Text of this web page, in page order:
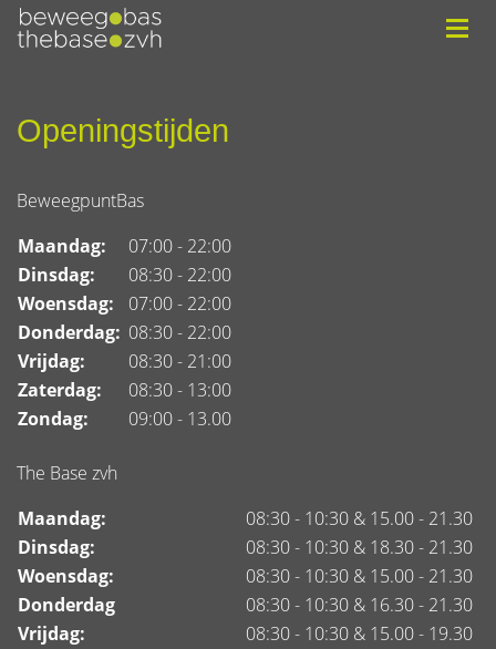
Openingstijden
BeweegpuntBas
Maandag:
07:00 - 22:00
Dinsdag:
08:30 - 22:00
Woensdag:
07:00 - 22:00
Donderdag: 08:30 - 22:00
Vrijdag:
08:30 - 21:00
Zaterdag:
08:30 - 13:00
Zondag:
09:00 - 13.00
The Base zvh
Maandag:
08:30 - 10:30 & 15.00 - 21.30
Dinsdag:
08:30 - 10:30 & 18.30 - 21.30
Woensdag:
08:30 - 10:30 & 15.00 - 21.30
Donderdag
08:30 - 10:30 & 16.30 - 21.30
Vrijdag:
08:30 - 10:30 & 15.00 - 19.30